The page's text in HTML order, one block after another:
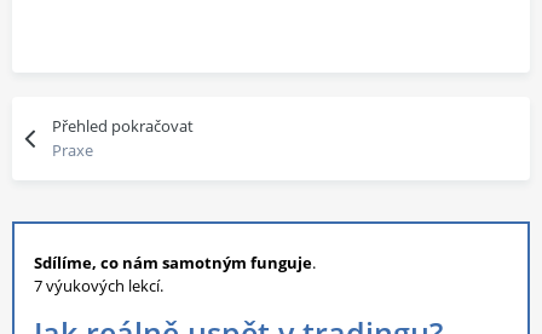
Přehled pokračovat
Praxe
Sdílíme, co nám samotným funguje.
7 výukových lekcí.